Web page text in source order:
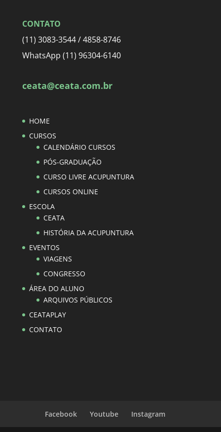
CONTATO
(11) 3083-3544 / 4858-8746
WhatsApp (11) 96304-6140
ceata@ceata.com.br
HOME
CURSOS
CALENDÁRIO CURSOS
PÓS-GRADUAÇÃO
CURSO LIVRE ACUPUNTURA
CURSOS ONLINE
ESCOLA
CEATA
HISTÓRIA DA ACUPUNTURA
EVENTOS
VIAGENS
CONGRESSO
ÁREA DO ALUNO
ARQUIVOS PÚBLICOS
CEATAPLAY
CONTATO
Facebook Youtube Instagram